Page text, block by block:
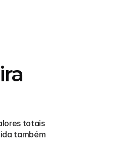
totais
também